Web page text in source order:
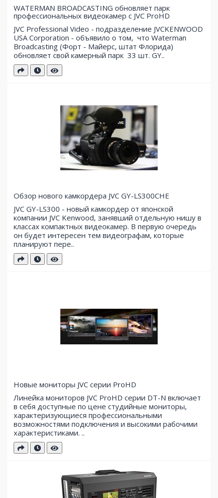
WATERMAN BROADCASTING обновляет парк
профессиональных видеокамер с JVC ProHD
JVC Professional Video - подразделение JVCKENWOOD
USA Corporation - объявило о том, что Waterman
Broadcasting (Форт - Майерс, штат Флорида)
обновляет свой ​​камерный парк 33 шт. GY..
Обзор нового камкордера JVC GY-LS300CHE
JVC GY-LS300 - новый камкордер от японской
компании JVC Kenwood, занявший отдельную нишу в
классах компактных видеокамер. В первую очередь
он будет интересен тем видеографам, которые
планируют пере..
Новые мониторы JVC серии ProHD
Линейка мониторов JVC ProHD серии DT-N включает
в себя доступные по цене студийные мониторы,
характеризующиеся профессиональными
возможностями подключения и высокими рабочими
характеристиками. ..